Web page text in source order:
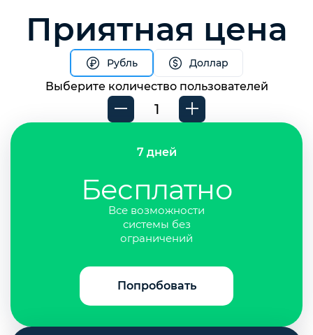
Приятная цена
Рубль Доллар
Выберите количество пользователей
7 дней
Бесплатно
Все возможности
системы без
ограничений
Попробовать